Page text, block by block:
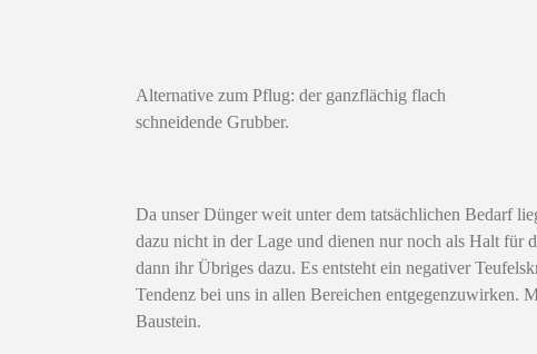
Alternative zum Pflug: der ganzflächig flach
schneidende Grubber.
Da unser Dünger weit unter dem tatsächlichen Bedarf
dazu nicht in der Lage und dienen nur noch als Halt für
dann ihr Übriges dazu. Es entsteht ein negativer
Tendenz bei uns in allen Bereichen entgegenzuwirken.
Baustein.